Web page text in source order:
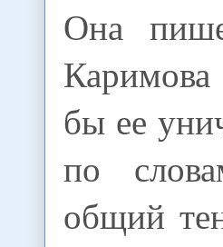
Она
бы ее
по
общий